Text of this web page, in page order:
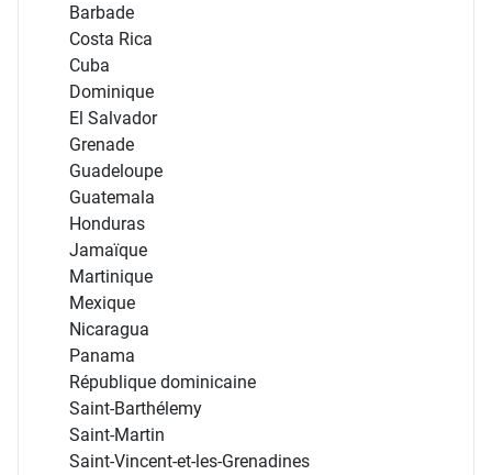
Barbade
Costa Rica
Cuba
Dominique
El Salvador
Grenade
Guadeloupe
Guatemala
Honduras
Jamaïque
Martinique
Mexique
Nicaragua
Panama
République dominicaine
Saint-Barthélemy
Saint-Martin
Saint-Vincent-et-les-Grenadines